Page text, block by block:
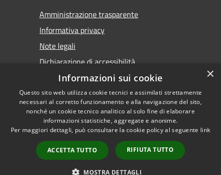
Amministrazione trasparente
Informativa privacy
Note legali
Dichiarazione di accessibilità
Accessibilità
Copyright © 2026 • Comune di
Castel San Giovanni • Powered
byMunicipium
Accesso
redazione
×
Informazioni sui cookie
Questo sito web utilizza cookie tecnici e assimilati strettamente
necessari al corretto funzionamento e alla navigazione del sito,
nonché un cookie tecnico analitico al solo fine di elaborare
informazioni statistiche, aggregate e anonime.
Per maggiori dettagli, può consultare la cookie policy al seguente link
ACCETTA TUTTO RIFIUTA TUTTO
MOSTRA DETTAGLI